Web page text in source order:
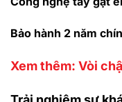
Bảo hành 2 năm
Xem thêm: Vòi